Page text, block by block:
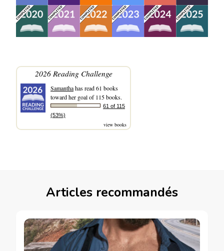
2026 Reading Challenge
Samanthahas read 61 books
toward her goal of 115 books.
61 of 115
(53%)
view books
Articles recommandés